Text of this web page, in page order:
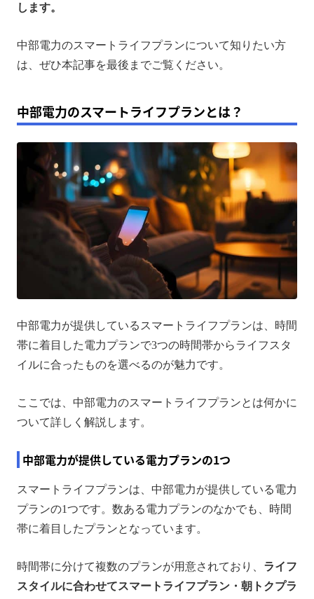
します。
中部電力のスマートライフプランについて知りたい方
は、ぜひ本記事を最後までご覧ください。
中部電力のスマートライフプランとは？
中部電力が提供しているスマートライフプランは、時間
帯に着目した電力プランで3つの時間帯からライフスタ
イルに合ったものを選べるのが魅力です。
ここでは、中部電力のスマートライフプランとは何かに
ついて詳しく解説します。
中部電力が提供している電力プランの1つ
スマートライフプランは、中部電力が提供している電力
プランの1つです。数ある電力プランのなかでも、時間
帯に着目したプランとなっています。
時間帯に分けて複数のプランが用意されており、 ライフ
スタイルに合わせてスマートライフプラン・朝トクプラ